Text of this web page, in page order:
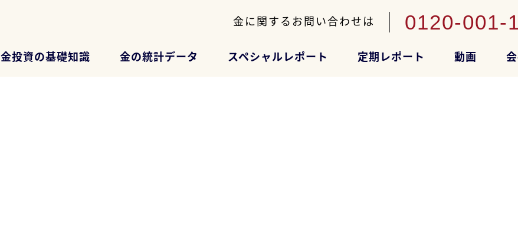
金に関するお問い合わせは 0120-001-
金投資の基礎知識 金の統計データ スペシャルレポート 定期レポート 動画